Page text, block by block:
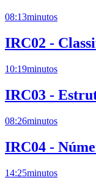
08:13minutos
IRC02 -
10:19minutos
IRC03 -
08:26minutos
IRC04 -
14:25minutos